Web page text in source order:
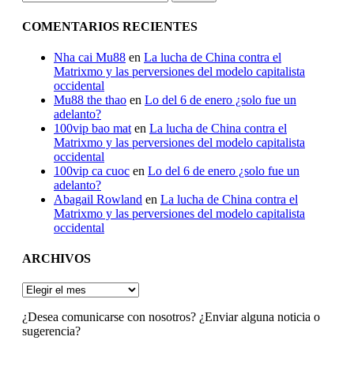
COMENTARIOS RECIENTES
Nha cai Mu88 en La lucha de China contra el
Matrixmo y las perversiones del modelo capitalista
occidental
Mu88 the thao en Lo del 6 de enero ¿solo fue un
adelanto?
100vip bao mat en La lucha de China contra el
Matrixmo y las perversiones del modelo capitalista
occidental
100vip ca cuoc en Lo del 6 de enero ¿solo fue un
adelanto?
Abagail Rowland en La lucha de China contra el
Matrixmo y las perversiones del modelo capitalista
occidental
ARCHIVOS
ARCHIVOS
¿Desea comunicarse con nosotros? ¿Enviar alguna noticia o
sugerencia?